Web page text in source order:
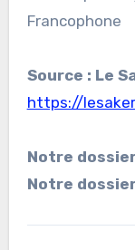
Francophone
Source : Le
https://
Notre
Notre